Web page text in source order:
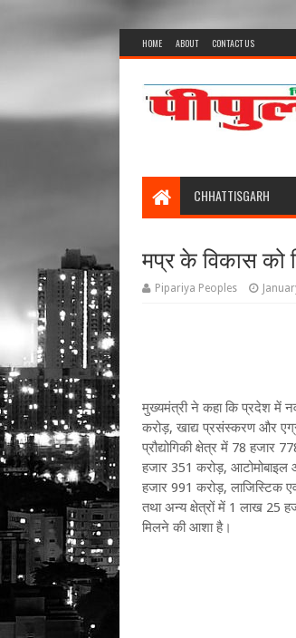
HOME ABOUT CONTACT US
CHHATTISGARH
मप्र के विकास को
Pipariya Peoples
मुख्यमंत्री ने कहा कि प्रदेश में
करोड़, खाद्य प्रसंस्करण और
प्रौद्योगिकी क्षेत्र में 78
हजार 351 करोड़,
हजार 991 करोड़, लाजिस्टिक
तथा अन्य क्षेत्रों में 1 लाख 25
मिलने की आशा है।